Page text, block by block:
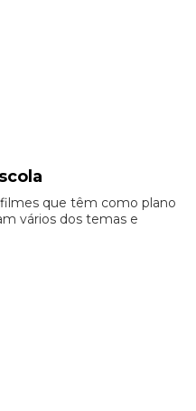
que têm como plano
vários dos temas e